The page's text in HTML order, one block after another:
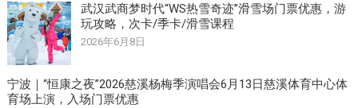
武汉武商梦时代“WS热雪奇迹”滑雪场门票优惠，游
玩攻略，次卡/季卡/滑雪课程
2026年6月8日
宁波｜“恒康之夜”2026慈溪杨梅季演唱会6月13日慈溪体育中心体
育场上演，入场门票优惠